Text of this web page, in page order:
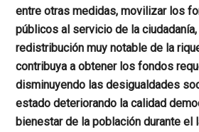
entre otras medidas, movilizar los
públicos al servicio de la
redistribución muy notable de la
contribuya a obtener los fondos
disminuyendo las desigualdades
estado deteriorando la calidad
bienestar de la población durante el